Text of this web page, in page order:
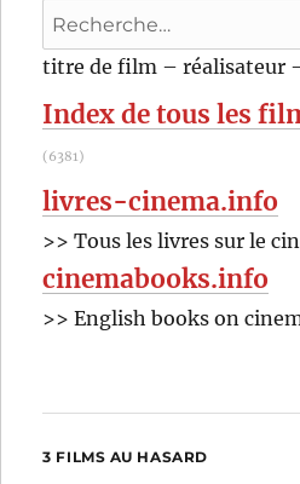
Recherche
pour
:
titre de film – réalisateur
Index de tous les
(6381)
livres-cinema.info
>> Tous les livres sur le
cinemabooks.info
>> English books on
3 FILMS AU HASARD